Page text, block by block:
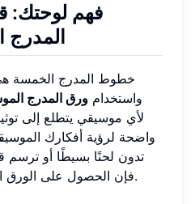
فهم لوحتك:
المدرج
خطوط المدرج الخمسة هي
واستخدام ورق المدرج
لأي موسيقي يتطلع إلى
واضحة لرؤية أفكارك
تدون لحنًا بسيطًا أو ترسم
فإن الحصول على الورق المناسب يحدث فرقًا كبيرًا.